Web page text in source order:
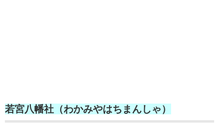
若宮八幡社（わかみやはちまんしゃ）